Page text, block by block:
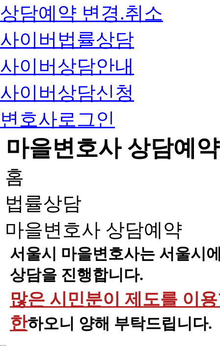
상담예약 변경.취소
사이버법률상담
사이버상담안내
사이버상담신청
변호사로그인
마을변호사 상담예약
홈
법률상담
마을변호사 상담예약
서울시 마을변호사는 서울시
상담을 진행합니다.
많은 시민분이 제도를 이
한하오니 양해 부탁드립니다.